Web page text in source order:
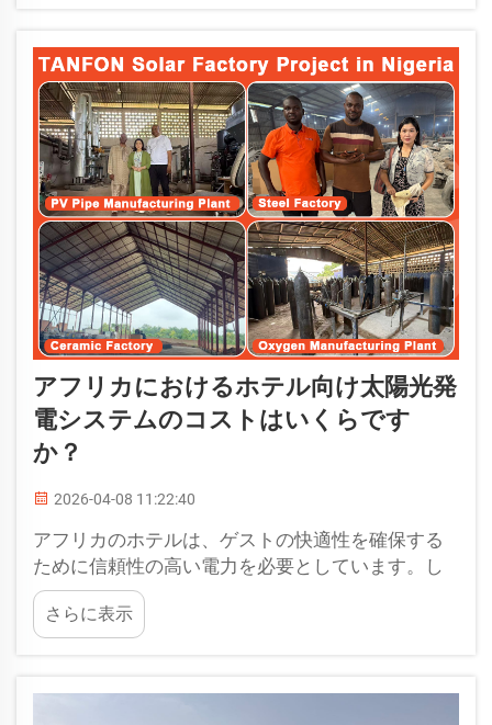
アフリカにおけるホテル向け太陽光発
電システムのコストはいくらです
か？
2026-04-08 11:22:40
アフリカのホテルは、ゲストの快適性を確保する
ために信頼性の高い電力を必要としています。し
かし、不安定な送配電網と高額なディーゼル燃料
費により、運用コストが高騰しています。太陽光
発電システムは、コスト効率の高い解決策を提供
費用：一般的な価格帯（50kW）：…
さらに表示